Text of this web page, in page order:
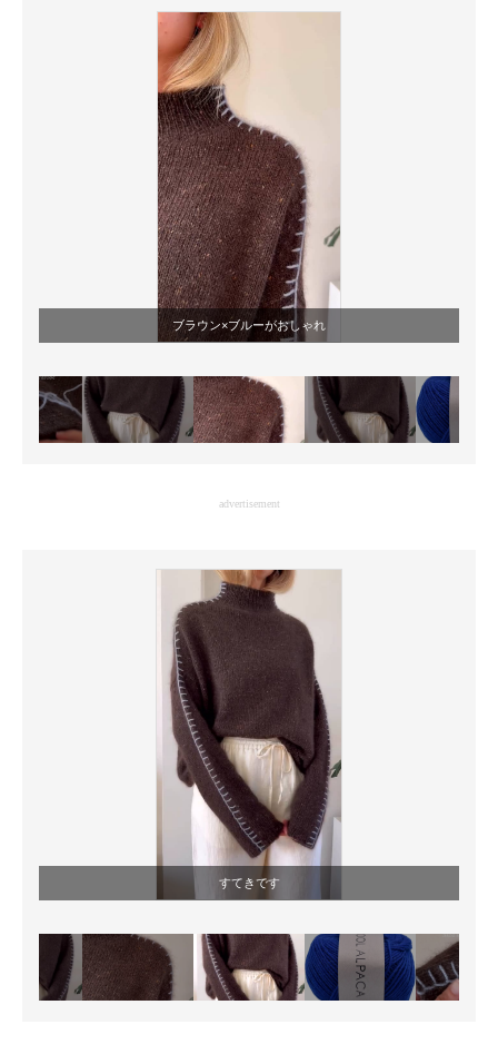
ブラウン×ブルーがおしゃれ
advertisement
すてきです